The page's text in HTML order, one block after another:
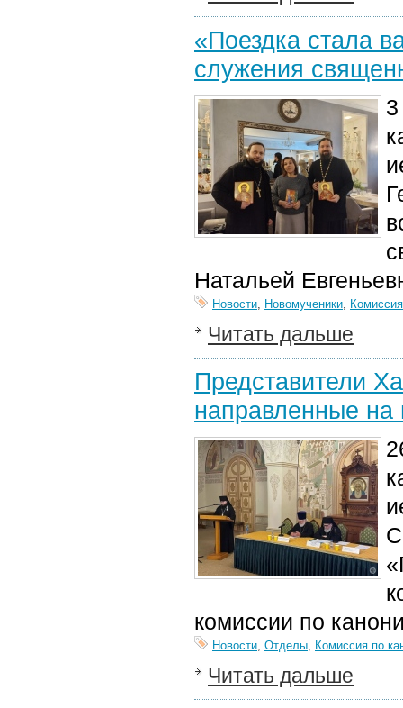
«Поездка стала
служения
Натальей
Новости, Новомученики,
Читать дальше
Представители
направленные на
комиссии по
Новости, Отделы, Комиссия по
Читать дальше